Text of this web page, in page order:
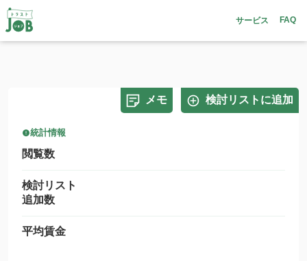
サービス FAQ
メモ 検討リストに追加
統計情報
閲覧数
検討リスト
追加数
平均賃金